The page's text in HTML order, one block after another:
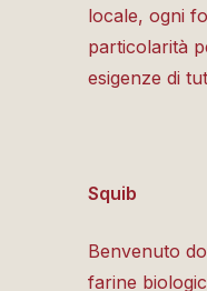
locale, ogni
particolarità
esigenze di
Squib
Benvenuto
farine